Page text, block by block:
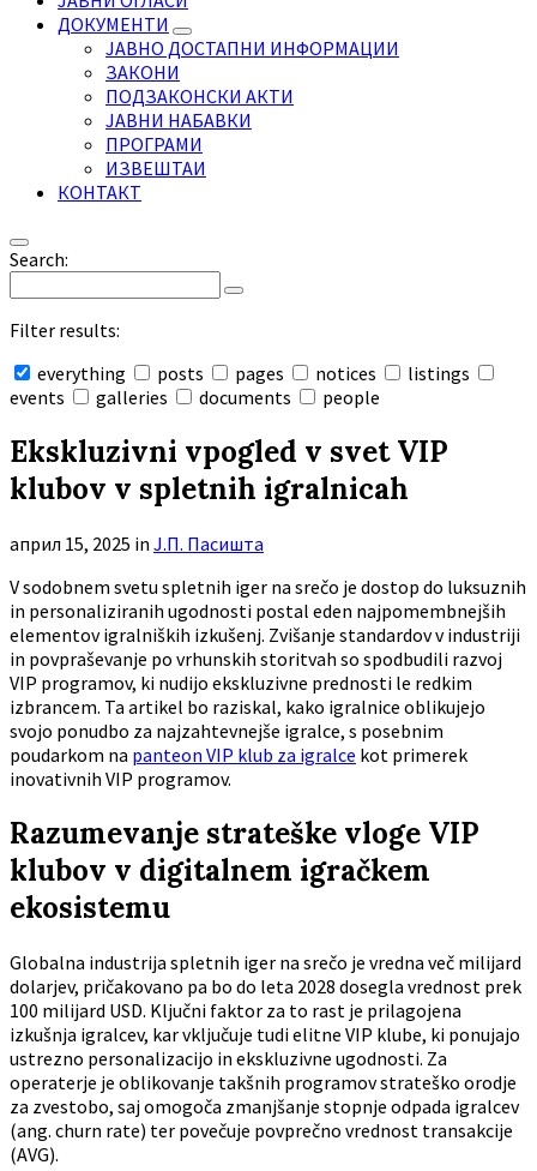
ДОКУМЕНТИ
ЈАВНО ДОСТАПНИ ИНФОРМАЦИИ
ЗАКОНИ
ПОДЗАКОНСКИ АКТИ
ЈАВНИ НАБАВКИ
ПРОГРАМИ
ИЗВЕШТАИ
КОНТАКТ
Search:
Filter results:
everything
posts pages notices
listings
events
galleries documents people
search
Ekskluzivni vpogled v svet VIP
klubov v spletnih igralnicah
април 15, 2025 in Ј.П. Пасишта
V sodobnem svetu spletnih iger na srečo je dostop do luksuznih
in personaliziranih ugodnosti postal eden najpomembnejših
elementov igralniških izkušenj. Zvišanje standardov v industriji
in povpraševanje po vrhunskih storitvah so spodbudili razvoj
VIP programov, ki nudijo ekskluzivne prednosti le redkim
izbrancem. Ta artikel bo raziskal, kako igralnice oblikujejo
svojo ponudbo za najzahtevnejše igralce, s posebnim
poudarkom na panteon VIP klub za igralce kot primerek
inovativnih VIP programov.
Razumevanje strateške vloge VIP
klubov v digitalnem igračkem
ekosistemu
Globalna industrija spletnih iger na srečo je vredna več milijard
dolarjev, pričakovano pa bo do leta 2028 dosegla vrednost prek
100 milijard USD. Ključni faktor za to rast je prilagojena
izkušnja igralcev, kar vključuje tudi elitne VIP klube, ki ponujajo
ustrezno personalizacijo in ekskluzivne ugodnosti. Za
operaterje je oblikovanje takšnih programov strateško orodje
za zvestobo, saj omogoča zmanjšanje stopnje odpada igralcev
(ang. churn rate) ter povečuje povprečno vrednost transakcije
(AVG).